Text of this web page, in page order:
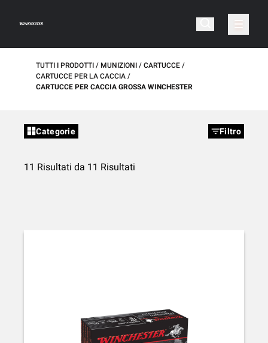
TUTTI I PRODOTTI MUNIZIONI
CARTUCCE
CARTUCCE PER LA CACCIA
CARTUCCE PER CACCIA GROSSA WINCHESTER
Categorie Filtro
11 Risultati da 11 Risultati